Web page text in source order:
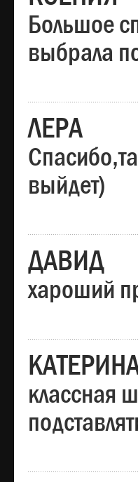
Большое
выбрала
ЛЕРА
выйдет)
ДАВИД
хароший
классная